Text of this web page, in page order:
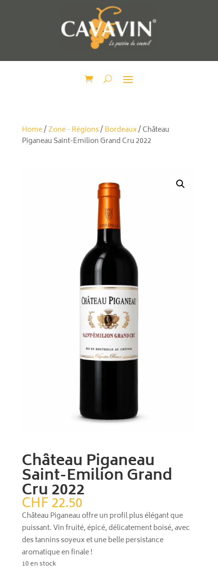
Home/Zone - Régions/Bordeaux/ Château
Piganeau Saint-Emilion Grand Cru 2022
Château Piganeau
Saint-Emilion Grand
Cru 2022
CHF22.50
Château Piganeau offre un profil plus élégant que
puissant. Vin fruité, épicé, délicatement boisé, avec
des tannins soyeux et une belle persistance
aromatique en finale !
10 en stock